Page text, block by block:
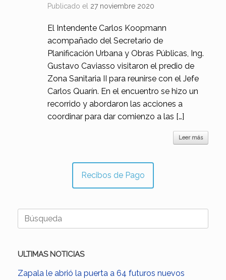
Publicado el 27 noviembre 2020
El Intendente Carlos Koopmann
acompañado del Secretario de
Planificación Urbana y Obras Públicas, Ing.
Gustavo Caviasso visitaron el predio de
Zona Sanitaria II para reunirse con el Jefe
Carlos Quarín. En el encuentro se hizo un
recorrido y abordaron las acciones a
coordinar para dar comienzo a las […]
Leer más
Recibos de Pago
Buscar:
ULTIMAS NOTICIAS
Zapala le abrió la puerta a 64 futuros nuevos